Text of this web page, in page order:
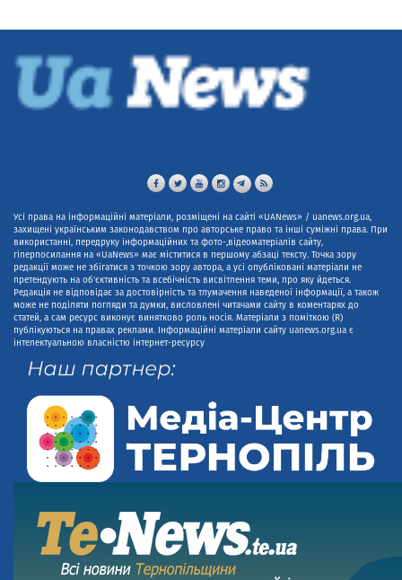
Усі права на інформаційні матеріали, розміщені на сайті «UANews» / uanews.org.ua,
захищені українським законодавством про авторське право та інші суміжні права. При
використанні, передруку інформаційних та фото-,відеоматеріалів сайту,
гіперпосилання на «UaNews» має міститися в першому абзаці тексту. Точка зору
редакції може не збігатися з точкою зору автора, а усі опубліковані матеріали не
претендують на об'єктивність та всебічність висвітлення теми, про яку йдеться.
Редакція не відповідає за достовірність та тлумачення наведеної інформації, а також
може не поділяти погляди та думки, висловлені читачами сайту в коментарях до
статей, а сам ресурс виконує винятково роль носія. Матеріали з поміткою (R)
публікуються на правах реклами. Інформаційні матеріали сайту uanews.org.ua є
інтелектуальною власністю інтернет-ресурсу